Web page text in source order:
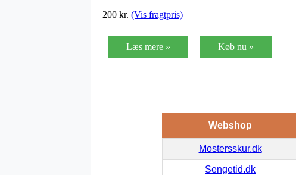
200 kr. (Vis fragtpris)
Læs mere » Køb nu »
Webshop
Mostersskur.dk
Sengetid.dk